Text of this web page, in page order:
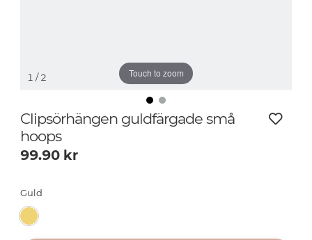
Touch to zoom
1 / 2
Clipsörhängen guldfärgade små
hoops
99.90 kr
Guld